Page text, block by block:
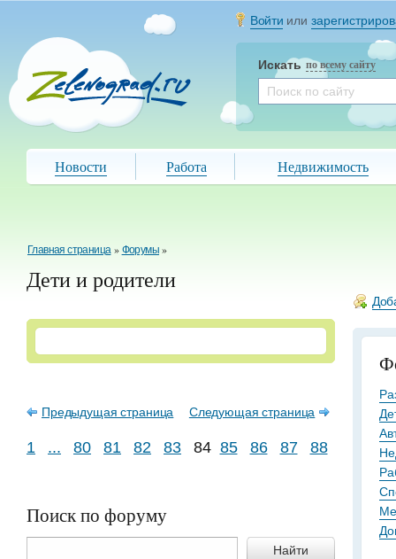
Войти или
Искать по всему сайту
Новости Работа Недвижимость
Главная страница »Форумы»
Дети и родители
Предыдущая страница Следующая страница
1 ... 80 81 82 83 84 85 86 87 88
Поиск по форуму
Найти